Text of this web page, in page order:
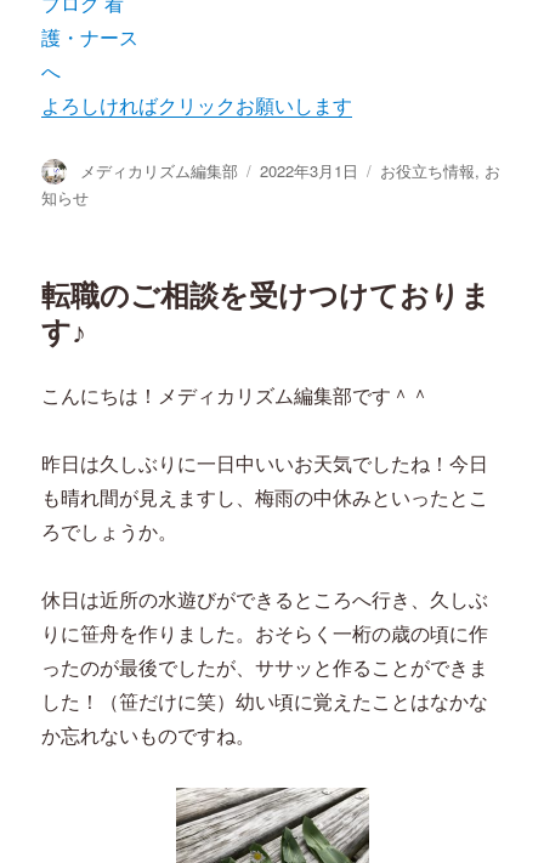
よろしければクリックお願いします
投
稿
メディカリズム編集部
投
2022年3月1日
カ
お役立ち情報, お
知らせ
転職のご相談を受けつけておりま
す♪
こんにちは！メディカリズム編集部です＾＾
昨日は久しぶりに一日中いいお天気でしたね！今日
も晴れ間が見えますし、梅雨の中休みといったとこ
ろでしょうか。
休日は近所の水遊びができるところへ行き、久しぶ
りに笹舟を作りました。おそらく一桁の歳の頃に作
ったのが最後でしたが、ササッと作ることができま
した！（笹だけに笑）幼い頃に覚えたことはなかな
か忘れないものですね。